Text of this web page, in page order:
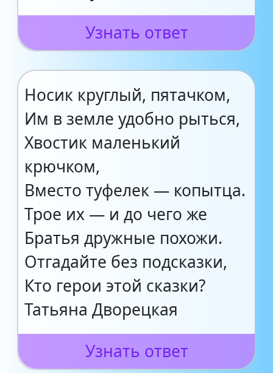
Узнать ответ
Носик круглый, пятачком,
Им в земле удобно рыться,
Хвостик маленький
крючком,
Вместо туфелек — копытца.
Трое их — и до чего же
Братья дружные похожи.
Отгадайте без подсказки,
Кто герои этой сказки?
Татьяна Дворецкая
Узнать ответ